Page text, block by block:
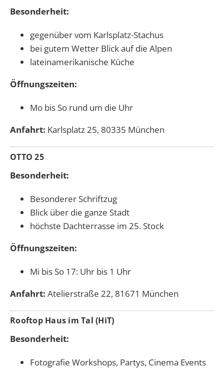
Besonderheit:
gegenüber vom Karlsplatz-Stachus
bei gutem Wetter Blick auf die Alpen
lateinamerikanische Küche
Öffnungszeiten:
Mo bis So rund um die Uhr
Anfahrt: Karlsplatz 25, 80335 München
OTTO 25
Besonderheit:
Besonderer Schriftzug
Blick über die ganze Stadt
höchste Dachterrasse im 25. Stock
Öffnungszeiten:
Mi bis So 17: Uhr bis 1 Uhr
Anfahrt: Atelierstraße 22, 81671 München
Rooftop Haus im Tal (HiT)
Besonderheit:
Fotografie Workshops, Partys, Cinema Events